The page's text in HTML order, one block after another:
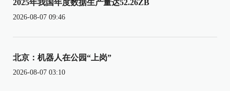
2025年我国年度数据生产量达52.26ZB
2026-08-07 09:46
北京：机器人在公园“上岗”
2026-08-07 03:10